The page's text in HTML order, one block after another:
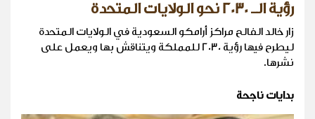
رؤية الـ 2030 نحو الولايات المتحدة
زار خالد الفالح مراكز أرامكو السعودية في الولايات المتحدة
ليطرح فيها رؤية 2030 للمملكة ويتناقش بها ويعمل على
نشرها.
بدايات ناجحة